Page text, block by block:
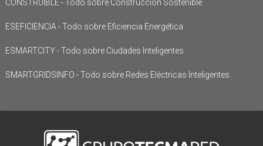
CONSTRUIBLE - Todo sobre Construcción Sostenible
ESEFICIENCIA - Todo sobre Eficiencia Energética
ESMARTCITY - Todo sobre Ciudades Inteligentes
SMARTGRIDSINFO - Todo sobre Redes Eléctricas Inteligentes